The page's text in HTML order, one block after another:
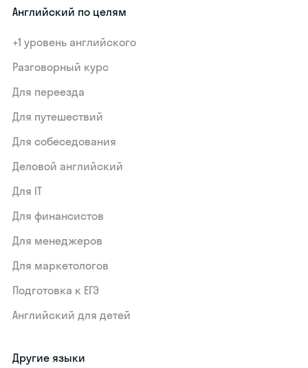
Английский по целям
+1 уровень английского
Разговорный курс
Для переезда
Для путешествий
Для собеседования
Деловой английский
Для IT
Для финансистов
Для менеджеров
Для маркетологов
Подготовка к ЕГЭ
Английский для детей
Другие языки